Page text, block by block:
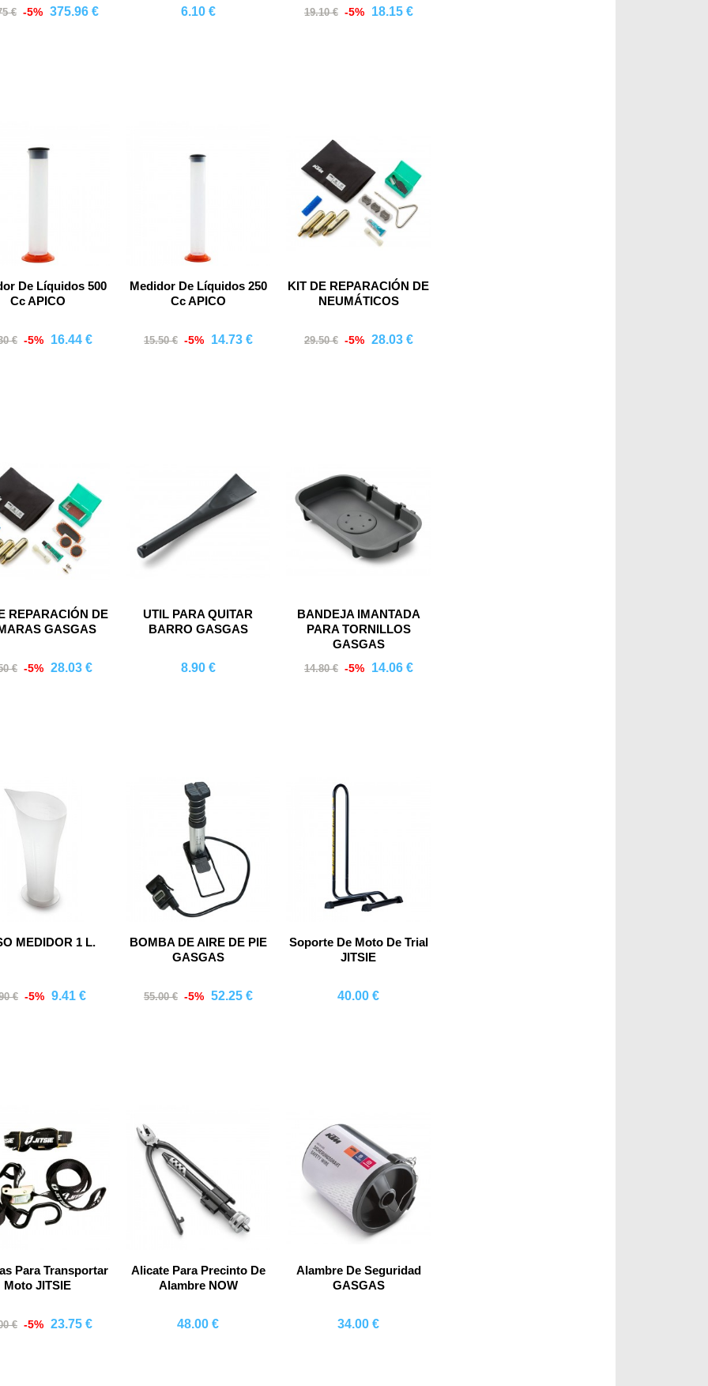
€ -5% 375.96 € 6.10 € 19.10 € -5% 18.15 €
De Líquidos 500
Cc APICO
€ -5% 16.44 €
Medidor De Líquidos 250
Cc APICO
15.50 € -5% 14.73 €
KIT DE REPARACIÓN DE
NEUMÁTICOS
29.50 € -5% 28.03 €
REPARACIÓN DE
GASGAS
€ -5% 28.03 €
UTIL PARA QUITAR
BARRO GASGAS
8.90 €
BANDEJA IMANTADA
PARA TORNILLOS
GASGAS
14.80 € -5% 14.06 €
MEDIDOR 1 L.
€ -5% 9.41 €
BOMBA DE AIRE DE PIE
GASGAS
55.00 € -5% 52.25 €
Soporte De Moto De Trial
JITSIE
40.00 €
Para Transportar
Moto JITSIE
€ -5% 23.75 €
Alicate Para Precinto De
Alambre NOW
48.00 €
Alambre De Seguridad
GASGAS
34.00 €